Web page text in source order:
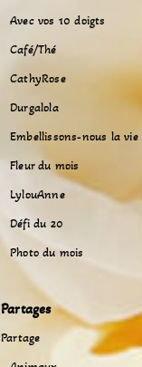
Avec vos 10 doigts
Café/Thé
CathyRose
Durgalola
Embellissons-nous la vie
Fleur du mois
LylouAnne
Défi du 20
Photo du mois
Partages
Partage